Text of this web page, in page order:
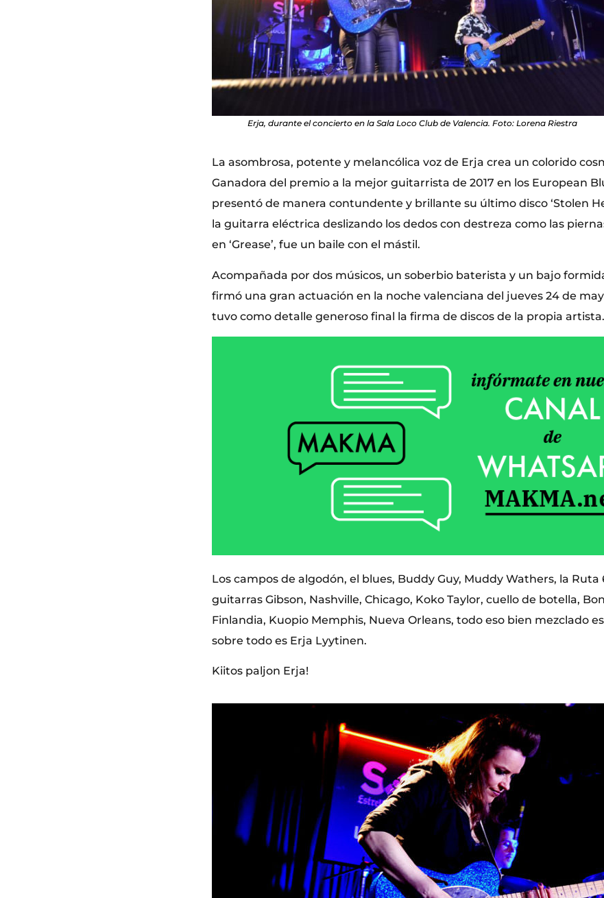
Erja, durante el concierto en la Sala Loco Club de Valencia. Foto: Lorena Riestra
La asombrosa, potente y melancólica voz de Erja crea un colorido
Ganadora del premio a la mejor guitarrista de 2017 en los European
presentó de manera contundente y brillante su último disco ‘Stolen
la guitarra eléctrica deslizando los dedos con destreza como las
en ‘Grease’, fue un baile con el mástil.
Acompañada por dos músicos, un soberbio baterista y un bajo
firmó una gran actuación en la noche valenciana del jueves 24 de
tuvo como detalle generoso final la firma de discos de la propia artista.
Los campos de algodón, el blues, Buddy Guy, Muddy Wathers, la Ruta
guitarras Gibson, Nashville, Chicago, Koko Taylor, cuello de botella,
Finlandia, Kuopio Memphis, Nueva Orleans, todo eso bien mezclado
sobre todo es Erja Lyytinen.
Kiitos paljon Erja!